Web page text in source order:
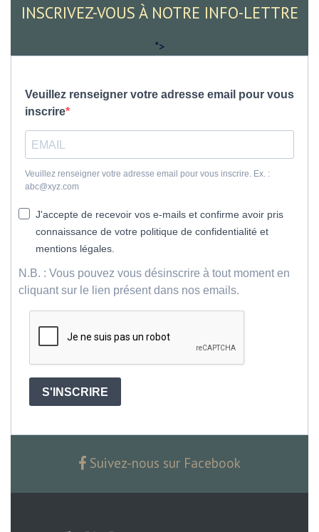
INSCRIVEZ-VOUS À NOTRE INFO-LETTRE
">
Veuillez renseigner votre adresse email pour vous
inscrire
Veuillez renseigner votre adresse email pour vous inscrire. Ex. :
abc@xyz.com
J'accepte de recevoir vos e-mails et confirme avoir pris
connaissance de votre politique de confidentialité et
mentions légales.
N.B. : Vous pouvez vous désinscrire à tout moment en
cliquant sur le lien présent dans nos emails.
S'INSCRIRE
Suivez-nous sur Facebook